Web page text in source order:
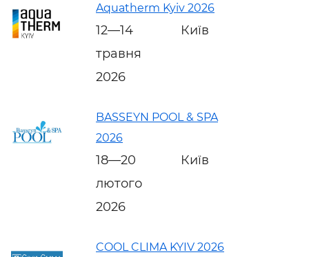
Aquatherm Kyiv 2026
12—14
травня
2026
Київ
BASSEYN POOL & SPA
2026
18—20
лютого
2026
Київ
COOL CLIMA KYIV 2026